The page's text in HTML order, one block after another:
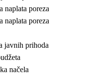
naplata poreza
naplata poreza
javnih prihoda
načela